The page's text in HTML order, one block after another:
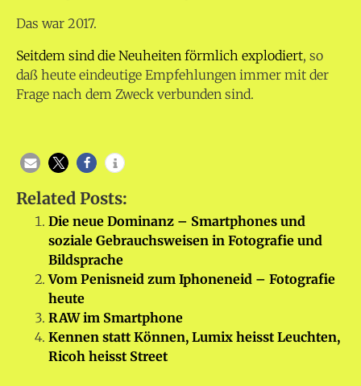
Das war 2017.
Seitdem sind die Neuheiten förmlich explodiert, so
daß heute eindeutige Empfehlungen immer mit der
Frage nach dem Zweck verbunden sind.
Related Posts:
Die neue Dominanz – Smartphones und
soziale Gebrauchsweisen in Fotografie und
Bildsprache
Vom Penisneid zum Iphoneneid – Fotografie
heute
RAW im Smartphone
Kennen statt Können, Lumix heisst Leuchten,
Ricoh heisst Street